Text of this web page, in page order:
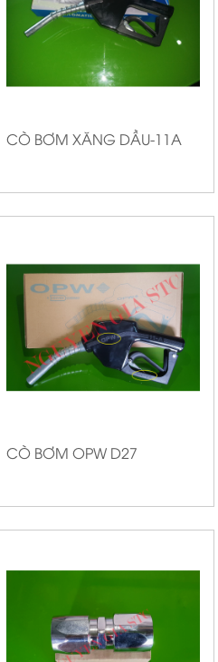
CÒ BƠM XĂNG DẦU-11A
CÒ BƠM OPW D27